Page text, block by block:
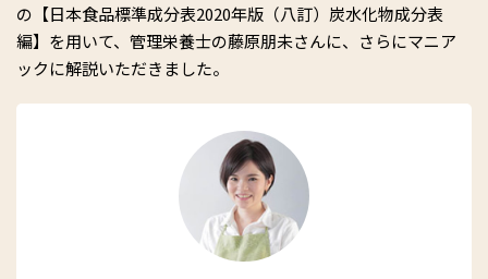
の【日本食品標準成分表2020年版（八訂）炭水化物成分表
編】を用いて、管理栄養士の藤原朋未さんに、さらにマニア
ックに解説いただきました。